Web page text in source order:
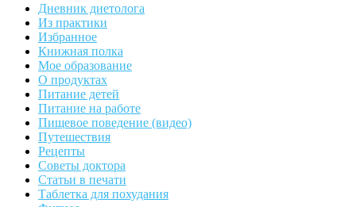
Дневник диетолога
Из практики
Избранное
Книжная полка
Мое образование
О продуктах
Питание детей
Питание на работе
Пищевое поведение (видео)
Путешествия
Рецепты
Советы доктора
Статьи в печати
Таблетка для похудания